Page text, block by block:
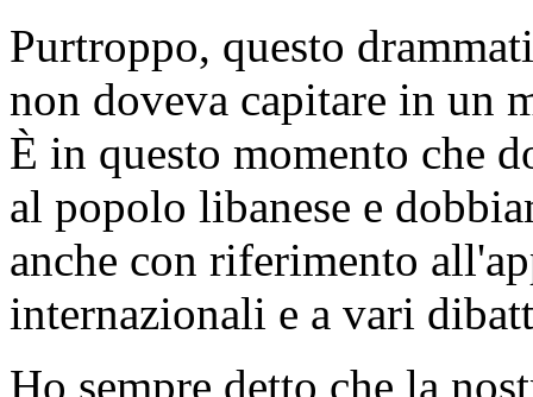
Purtroppo, questo
non doveva capitare in un
È in questo momento che
al popolo libanese e
anche con riferimento
internazionali e a vari
Ho sempre detto che la